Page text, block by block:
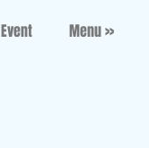
Event Menu >>